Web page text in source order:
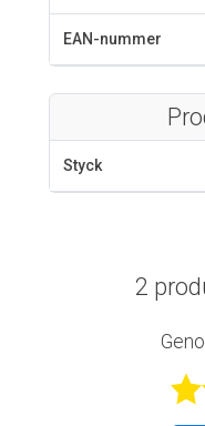
EAN-nummer
Styck
2